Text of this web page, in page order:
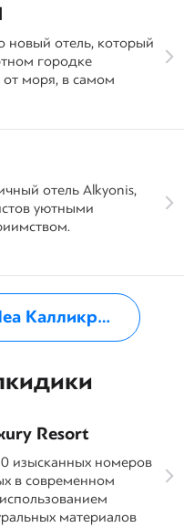
новый отель, который
городке
моря, в самом
отель Alkyonis,
уютными
Resort
изысканных номеров
в современном
материалов